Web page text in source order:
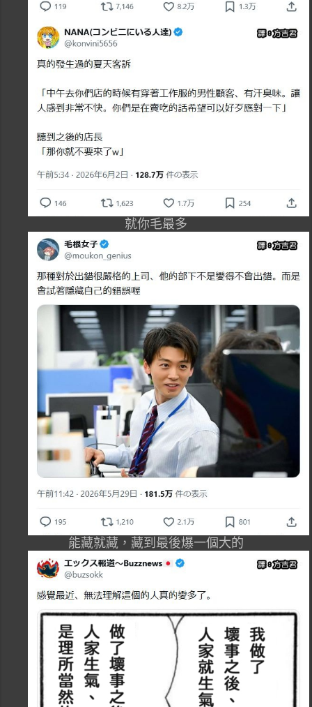
就你毛最多
能藏就藏，藏到最後爆一個大的